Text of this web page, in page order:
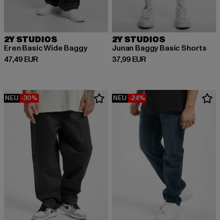
2Y STUDIOS
Eren Basic Wide Baggy
47,49 EUR
Derzeitiger Preis: 47,49 EUR
2Y STUDIOS
Junan Baggy Basic Shorts
37,99 EUR
Derzeitiger Preis: 37,99 EUR
NEU -30% NEU -24%